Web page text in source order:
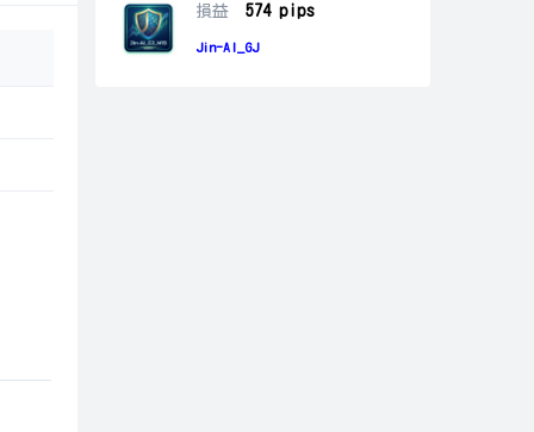
損益 574 pips
Jin-AI_GJ